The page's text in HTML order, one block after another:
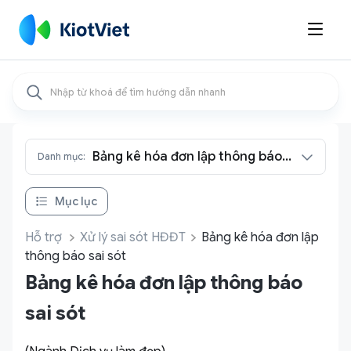

Danh mục:
Bảng kê hóa đơn lập thông báo
sai sót
Mục lục
Hỗ trợ Xử lý sai sót HĐĐT
Bảng kê hóa đơn lập
thông báo sai sót
Bảng kê hóa đơn lập thông báo
sai sót